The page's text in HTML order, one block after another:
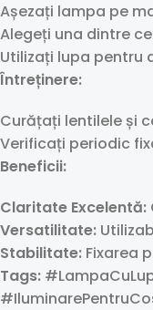
Așezați lampa pe
Alegeți una dintre
Utilizați lupa pentru
Întreținere:
Curățați lentilele și
Verificați periodic
Beneficii:
Claritate Excelentă:
Versatilitate:
Stabilitate: Fixarea
Tags: